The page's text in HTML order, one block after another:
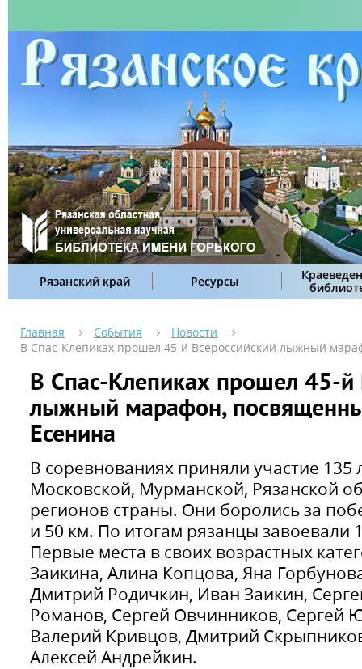
Рязанский край Ресурсы
Главная События
Новости
В Спас-Клепиках прошел 45-й Всероссийский лыжный
В Спас-Клепиках прошел 45-й
лыжный марафон,
Есенина
В соревнованиях приняли участие
Московской, Мурманской, Рязанской
регионов страны. Они боролись за
и 50 км. По итогам рязанцы завоевали
Первые места в своих возрастных
Заикина, Алина Копцова, Яна
Дмитрий Родичкин, Иван Заикин,
Романов, Сергей Овчинников, Сергей
Валерий Кривцов, Дмитрий
Алексей Андрейкин.